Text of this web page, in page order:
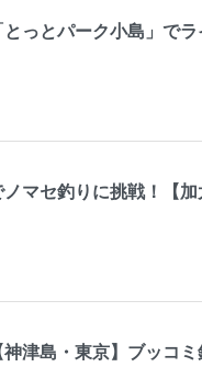
っとパーク小島」で
マセ釣りに挑戦！【
津島・東京】ブッコ